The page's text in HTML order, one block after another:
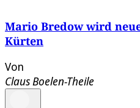
Mario Bredow wird
Kürten
Von
Claus Boelen-Theile